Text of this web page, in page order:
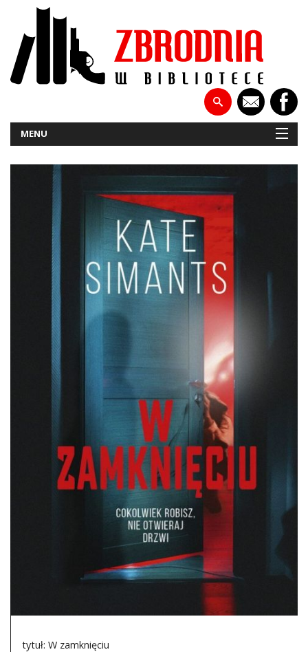
MENU
NOWOŚCI
PATRONATY
WYWIADY
RECENZJE
DO CZYTANIA
NA EKRANIE
KONTAKT
tytuł: W zamknięciu